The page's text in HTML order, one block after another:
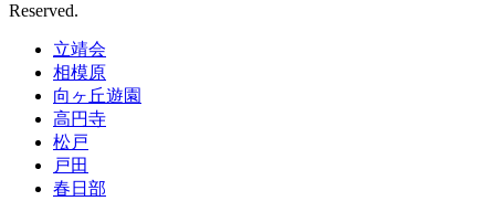
Reserved.
立靖会
相模原
向ヶ丘遊園
高円寺
松戸
戸田
春日部